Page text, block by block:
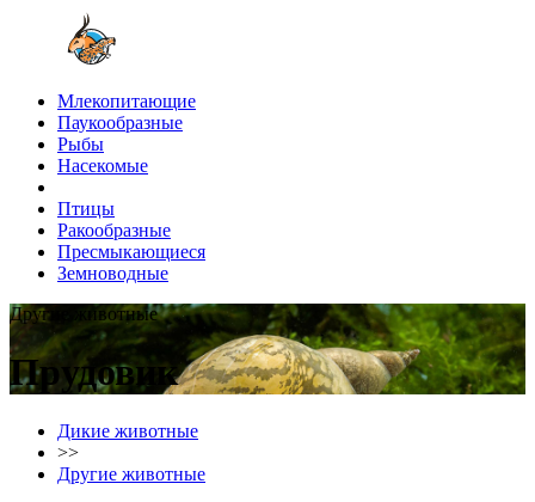
Млекопитающие
Паукообразные
Рыбы
Насекомые
Птицы
Ракообразные
Пресмыкающиеся
Земноводные
Другие животные
Прудовик
Дикие животные
>>
Другие животные